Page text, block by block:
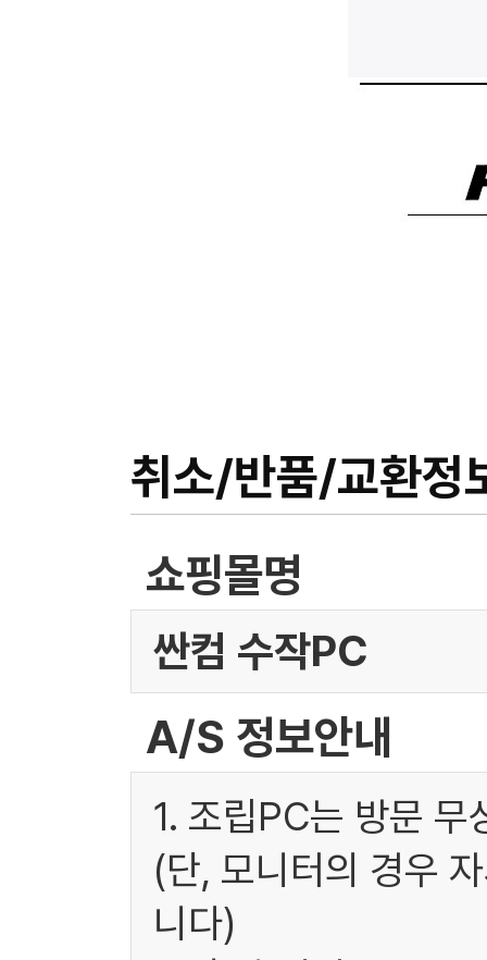
취소/반품/교환정
쇼핑몰명
싼컴 수작PC
A/S 정보안내
1. 조립PC는 방문
(단, 모니터의 경우
니다)